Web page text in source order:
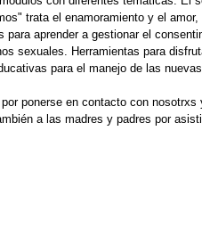
trata el enamoramiento y el
para aprender a gestionar el
sexuales. Herramientas para
para el manejo de las
ponerse en contacto con
a las madres y padres por